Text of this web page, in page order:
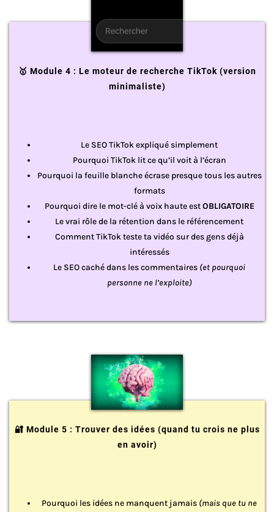
🥇 Module 4 : Le moteur de recherche TikTok (version
minimaliste)
Le SEO TikTok expliqué simplement
Pourquoi TikTok lit ce qu’il voit à l’écran
Pourquoi la feuille blanche écrase presque tous les autres
formats
Pourquoi dire le mot-clé à voix haute estOBLIGATOIRE
Le vrai rôle de la rétention dans le référencement
Comment TikTok teste ta vidéo sur des gens déjà
intéressés
Le SEO caché dans les commentaires (et pourquoi
personne ne l’exploite)
🔐 Module 5 : Trouver des idées (quand tu crois ne plus
en avoir)
Pourquoi les idées ne manquent jamais (mais que tu ne